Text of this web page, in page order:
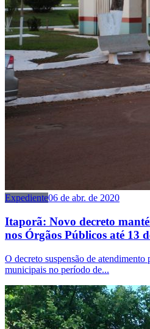
Expediente06 de abr. de 2020
Itaporã: Novo decreto
nos Órgãos Públicos até 13
O decreto suspensão de
municipais no período de...